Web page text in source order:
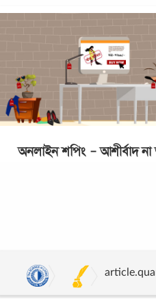
অনলাইন শপিং – আশীর্বাদ